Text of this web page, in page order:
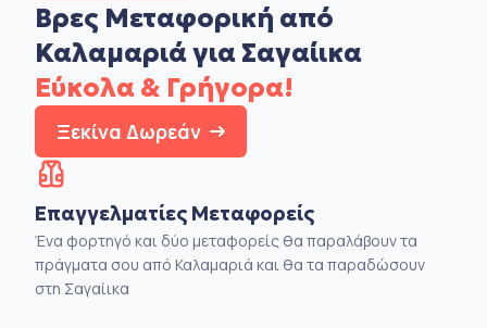
Βρες Μεταφορική από
Καλαμαριά για Σαγαίικα
Εύκολα & Γρήγορα!
Ξεκίνα Δωρεάν
Επαγγελματίες Μεταφορείς
Ένα φορτηγό και δύο μεταφορείς θα παραλάβουν τα
πράγματα σου από Καλαμαριά και θα τα παραδώσουν
στη Σαγαίικα